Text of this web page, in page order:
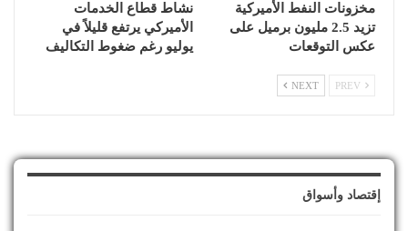
مخزونات النفط الأميركية
تزيد 2.5 مليون برميل على
عكس التوقعات
نشاط قطاع الخدمات
الأميركي يرتفع قليلاً في
يوليو رغم ضغوط التكاليف
NEXT
إقتصاد وأسواق